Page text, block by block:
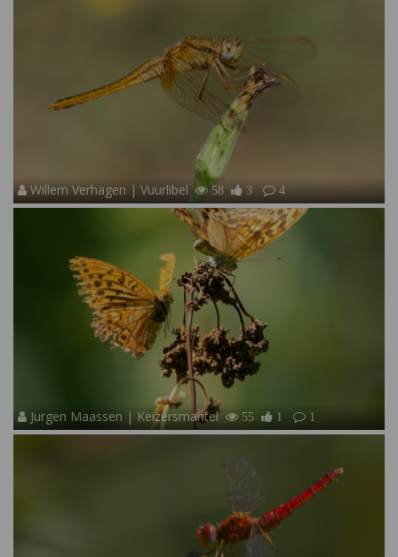
Willem Verhagen | Vuurlibel 58 3 4
Jurgen Maassen | Keizersmantel 55 1 1